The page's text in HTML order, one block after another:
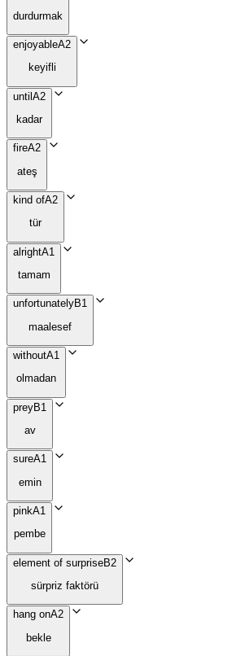
durdurmak
enjoyableA2
keyifli
untilA2
kadar
fireA2
ateş
kind ofA2
tür
alrightA1
tamam
unfortunatelyB1
maalesef
withoutA1
olmadan
preyB1
av
sureA1
emin
pinkA1
pembe
element of surpriseB2
sürpriz faktörü
hang onA2
bekle